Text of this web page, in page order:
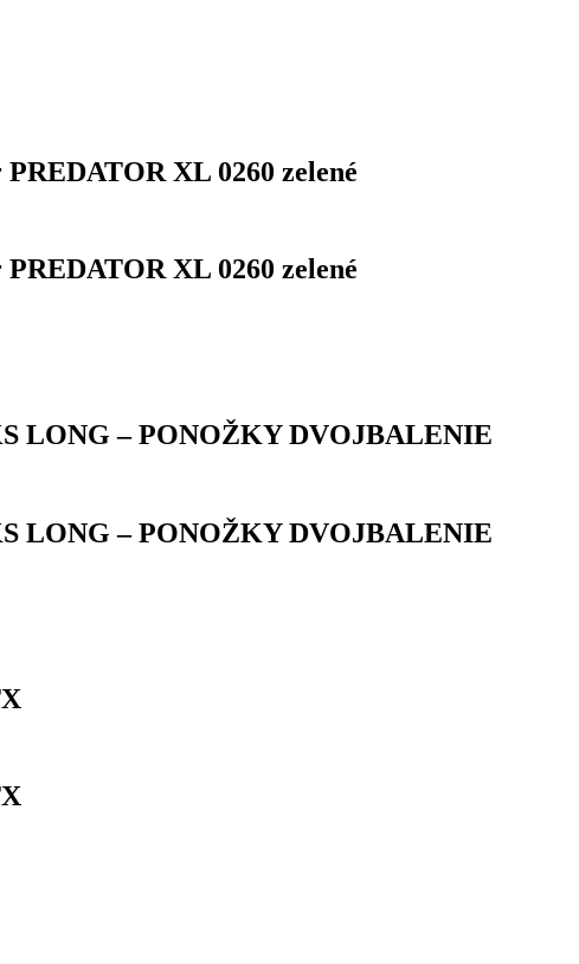
XL 0260 zelené
XL 0260 zelené
LONG – PONOŽKY DVOJBALENIE
LONG – PONOŽKY DVOJBALENIE